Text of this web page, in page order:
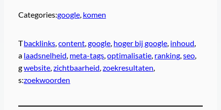
Categories:google, komen
T
a
g
s:
backlinks , content , google hoger bij google inhoud
laadsnelheid meta-tags , optimalisatie ranking , seo
website , zichtbaarheid , zoekresultaten
zoekwoorden